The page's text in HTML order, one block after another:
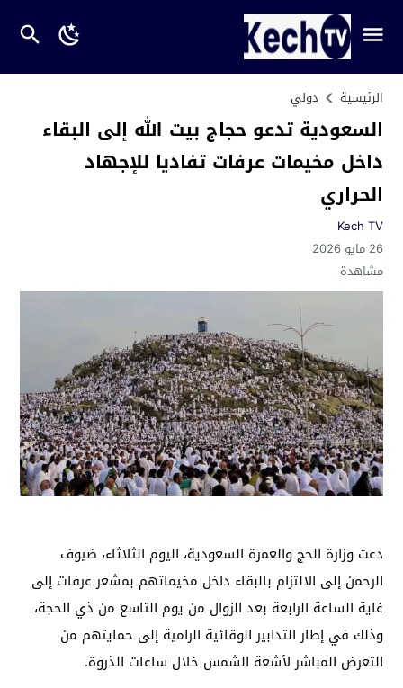
الرئيسية دولي
السعودية تدعو حجاج بيت الله إلى البقاء
داخل مخيمات عرفات تفاديا للإجهاد
الحراري
Kech TV
26 مايو 2026
مشاهدة
دعت وزارة الحج والعمرة السعودية، اليوم الثلاثاء، ضيوف
الرحمن إلى الالتزام بالبقاء داخل مخيماتهم بمشعر عرفات إلى
غاية الساعة الرابعة بعد الزوال من يوم التاسع من ذي الحجة،
وذلك في إطار التدابير الوقائية الرامية إلى حمايتهم من
التعرض المباشر لأشعة الشمس خلال ساعات الذروة.